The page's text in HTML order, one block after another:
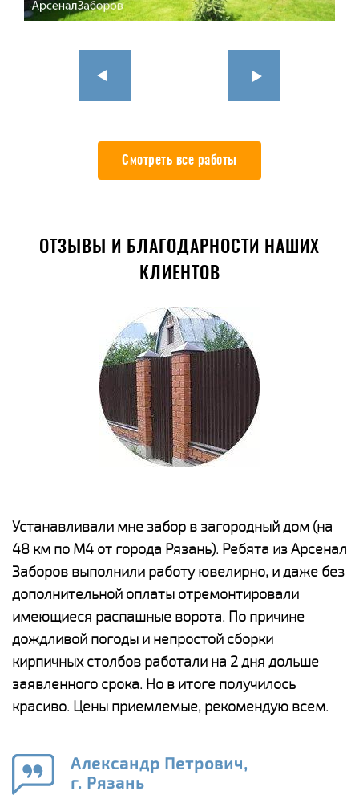
Смотреть все работы
ОТЗЫВЫ И БЛАГОДАРНОСТИ НАШИХ
КЛИЕНТОВ
Устанавливали мне забор в загородный дом (на
48 км по М4 от города Рязань). Ребята из Арсенал
Заборов выполнили работу ювелирно, и даже без
дополнительной оплаты отремонтировали
имеющиеся распашные ворота. По причине
дождливой погоды и непростой сборки
кирпичных столбов работали на 2 дня дольше
заявленного срока. Но в итоге получилось
красиво. Цены приемлемые, рекомендую всем.
Александр Петрович,
г. Рязань